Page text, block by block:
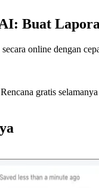
Buat
online dengan
Rencana gratis selamanya